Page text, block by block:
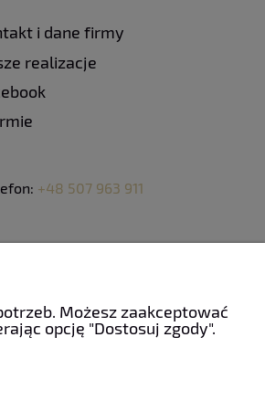
i dane firmy
realizacje
+48 507 963 911
Możesz zaakceptować
opcję "Dostosuj zgody".